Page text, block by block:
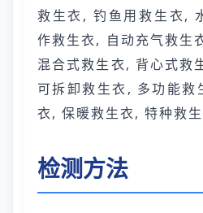
救生衣, 钓鱼用救生衣,
作救生衣, 自动充气救生
混合式救生衣, 背心式救
可拆卸救生衣, 多功能救
衣, 保暖救生衣, 特种救
检测方法